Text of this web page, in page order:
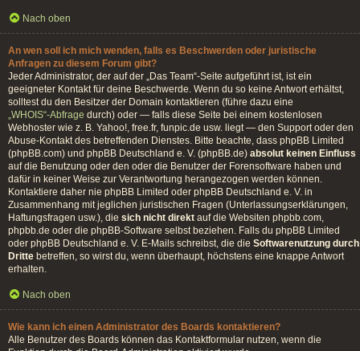
Nach oben
An wen soll ich mich wenden, falls es Beschwerden oder juristische
Anfragen zu diesem Forum gibt?
Jeder Administrator, der auf der „Das Team“-Seite aufgeführt ist, ist ein
geeigneter Kontakt für deine Beschwerde. Wenn du so keine Antwort erhältst,
solltest du den Besitzer der Domain kontaktieren (führe dazu eine
„WHOIS“-Abfrage durch) oder — falls diese Seite bei einem kostenlosen
Webhoster wie z. B. Yahoo!, free.fr, funpic.de usw. liegt — den Support oder den
Abuse-Kontakt des betreffenden Dienstes. Bitte beachte, dass phpBB Limited
(phpBB.com) und phpBB Deutschland e. V. (phpBB.de) absolut keinen Einfluss
auf die Benutzung oder den oder die Benutzer der Forensoftware haben und
dafür in keiner Weise zur Verantwortung herangezogen werden können.
Kontaktiere daher nie phpBB Limited oder phpBB Deutschland e. V. in
Zusammenhang mit jeglichen juristischen Fragen (Unterlassungserklärungen,
Haftungsfragen usw.), die sich nicht direkt auf die Websiten phpbb.com,
phpbb.de oder die phpBB-Software selbst beziehen. Falls du phpBB Limited
oder phpBB Deutschland e. V. E-Mails schreibst, die die Softwarenutzung durch
Dritte betreffen, so wirst du, wenn überhaupt, höchstens eine knappe Antwort
erhalten.
Nach oben
Wie kann ich einen Administrator des Boards kontaktieren?
Alle Benutzer des Boards können das Kontaktformular nutzen, wenn die